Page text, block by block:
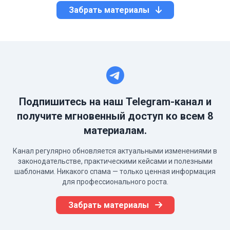
Забрать материалы
Подпишитесь на наш Telegram-канал и
получите мгновенный доступ ко всем 8
материалам.
Канал регулярно обновляется актуальными изменениями в
законодательстве, практическими кейсами и полезными
шаблонами. Никакого спама — только ценная информация
для профессионального роста.
Забрать материалы